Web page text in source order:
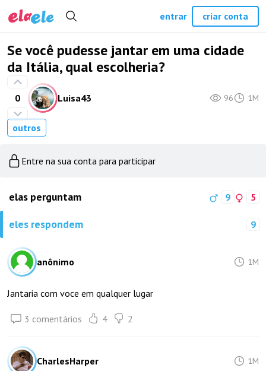
Se você pudesse jantar em uma cidade
da Itália, qual escolheria?
0 Luisa43 96 1M
outros
Entre na sua conta para participar
elas perguntam 9 5
eles respondem 9
anônimo 1M
Jantaria com voce em qualquer lugar
3 comentários 4 2
CharlesHarper 1M
entrar criar conta